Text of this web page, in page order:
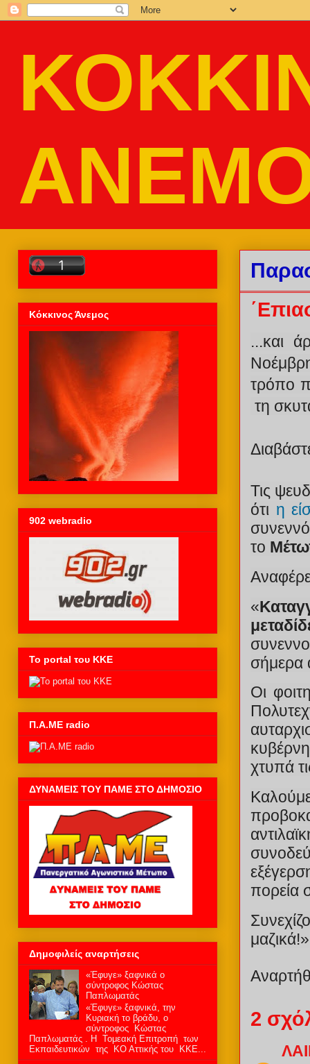
...και
τρόπο
τη
Τις
ότι η
το
«
σήμερα
Οι
χτυπά
πορεία
μαζικά!»
2
Κόκκινος Άνεμος
902 webradio
Το portal του ΚΚΕ
Π.Α.ΜΕ radio
ΔΥΝΑΜΕΙΣ ΤΟΥ ΠΑΜΕ ΣΤΟ ΔΗΜΟΣΙΟ
Δημοφιλείς αναρτήσεις
«Έφυγε» ξαφνικά ο
σύντροφος Κώστας
Παπλωματάς
«Έφυγε» ξαφνικά, την
Κυριακή το βράδυ, ο
σύντροφος Κώστας
Παπλωματάς . Η Τομεακή Επιτροπή των
Εκπαιδευτικών της ΚΟ Αττικής του ΚΚΕ...